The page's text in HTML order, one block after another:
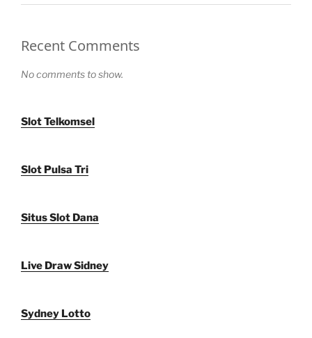
Recent Comments
No comments to show.
Slot Telkomsel
Slot Pulsa Tri
Situs Slot Dana
Live Draw Sidney
Sydney Lotto